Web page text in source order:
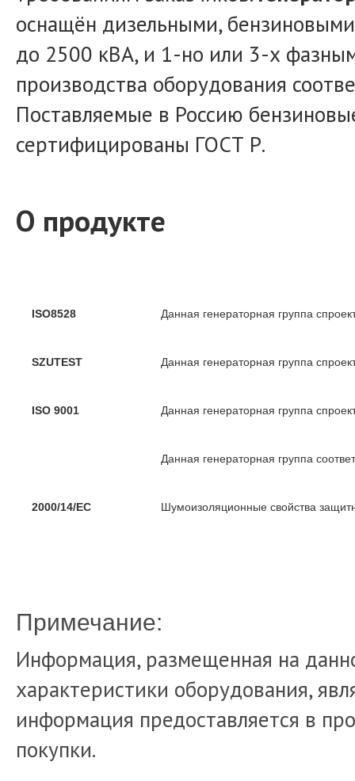
оснащён дизельными,
до 2500 кВА, и 1-но или 3-х
производства оборудования
Поставляемые в Россию
сертифицированы ГОСТ Р.
О продукте
ISO8528 Данная генераторная группа
SZUTEST Данная генераторная группа
ISO 9001 Данная генераторная группа
Данная генераторная группа
2000/14/EC Шумоизоляционные свойства
Примечание:
Информация, размещенная на
характеристики оборудования,
информация предоставляется в
покупки.